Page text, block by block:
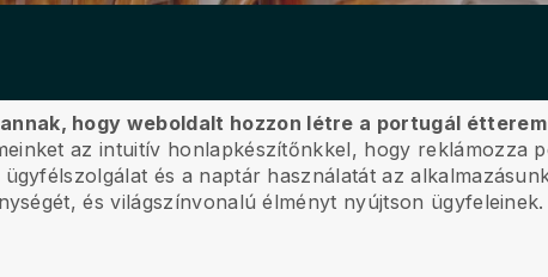
hogy weboldalt hozzon létre a portugál
az intuitív honlapkészítőnkkel, hogy reklámozza
és a naptár használatát az
és világszínvonalú élményt nyújtson ügyfeleinek.